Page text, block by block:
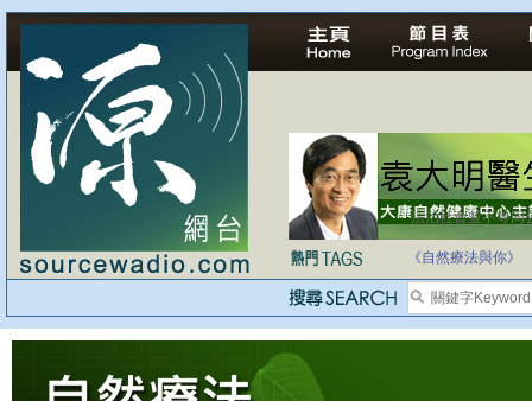
法治社會並不等同
《自然療法與你》